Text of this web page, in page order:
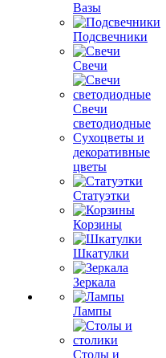
Вазы
Подсвечники
Свечи
Свечи
светодиодные
Сухоцветы и
декоративные
цветы
Статуэтки
Корзины
Шкатулки
Зеркала
Лампы
Столы и